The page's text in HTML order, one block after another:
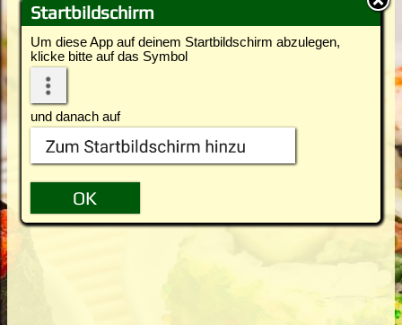
Startbildschirm
Um diese App auf deinem Startbildschirm abzulegen,
klicke bitte auf das Symbol
und danach auf